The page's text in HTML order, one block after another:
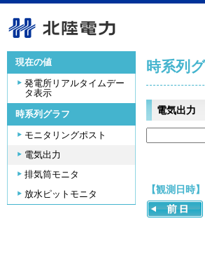
現在の値
発電所リアルタイムデー
タ表示
時系列グラフ
モニタリングポスト
電気出力
排気筒モニタ
放水ピットモニタ
時系列
電気出力
【観測日時